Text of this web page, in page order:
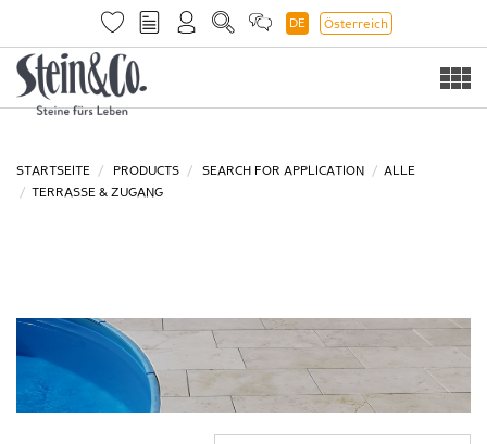
DE Österreich
STARTSEITE PRODUCTS SEARCH FOR APPLICATION
ALLE
TERRASSE & ZUGANG